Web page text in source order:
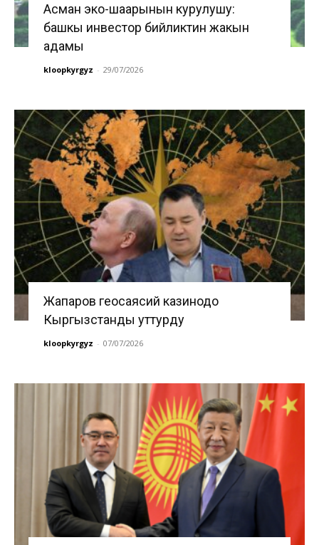
Асман эко-шаарынын курулушу:
башкы инвестор бийликтин жакын
адамы
kloopkyrgyz - 29/07/2026
Жапаров геосаясий казинодо
Кыргызстанды уттурду
kloopkyrgyz - 07/07/2026